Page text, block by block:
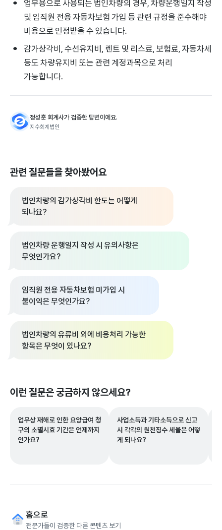
업무용으로 사용되는 법인차량의 경우, 차량운행일지 작성
및 임직원 전용 자동차보험 가입 등 관련 규정을 준수해야
비용으로 인정받을 수 있습니다.
감가상각비, 수선유지비, 렌트 및 리스료, 보험료, 자동차세
등도 차량유지비 또는 관련 계정과목으로 처리
가능합니다.
정성훈 회계사가 검증한 답변이에요.
지수회계법인
관련 질문들을 찾아봤어요
법인차량의 감가상각비 한도는 어떻게
되나요?
법인차량 운행일지 작성 시 유의사항은
무엇인가요?
임직원 전용 자동차보험 미가입 시
불이익은 무엇인가요?
법인차량의 유류비 외에 비용처리 가능한
항목은 무엇이 있나요?
이런 질문은 궁금하지 않으세요?
업무상 재해로 인한 요양급여 청
구의 소멸시효 기간은 언제까지
인가요?
사업소득과 기타소득으로 신고
시 각각의 원천징수 세율은 어떻
게 되나요?
홈으로
전문가들이 검증한 다른 콘텐츠 보기